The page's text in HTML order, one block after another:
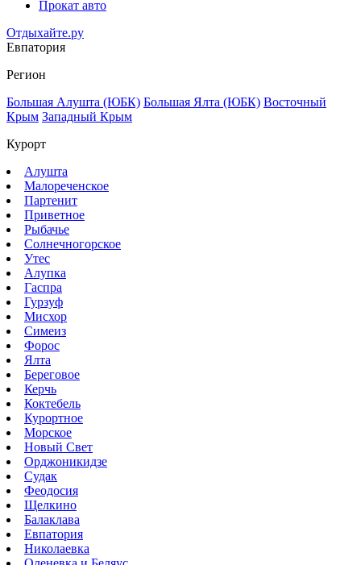
Прокат авто
Отдыхайте.ру
Евпатория
Регион
Большая Алушта (ЮБК) Большая Ялта (ЮБК) Восточный
Крым Западный Крым
Курорт
Алушта
Малореченское
Партенит
Приветное
Рыбачье
Солнечногорское
Утес
Алупка
Гаспра
Гурзуф
Мисхор
Симеиз
Форос
Ялта
Береговое
Керчь
Коктебель
Курортное
Морское
Новый Свет
Орджоникидзе
Судак
Феодосия
Щелкино
Балаклава
Евпатория
Николаевка